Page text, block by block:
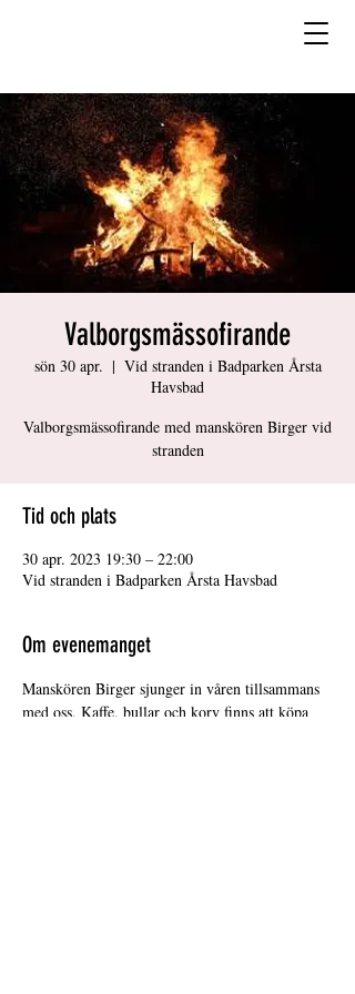
Valborgsmässofirande
sön 30 apr.
  |
Vid stranden i Badparken Årsta
Havsbad
Valborgsmässofirande med manskören Birger vid
stranden
Tid och plats
30 apr. 2023 19:30 – 22:00
Vid stranden i Badparken Årsta Havsbad
Om evenemanget
Manskören Birger sjunger in våren tillsammans
med oss, Kaffe, bullar och korv finns att köpa